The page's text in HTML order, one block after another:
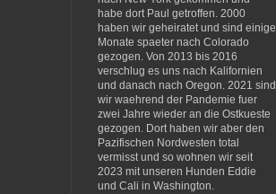
habe dort Paul getroffen. 2000
haben wir geheiratet und sind einige
Monate spaeter nach Colorado
gezogen. Von 2013 bis 2016
verschlug es uns nach Kalifornien
und danach nach Oregon. 2021 sind
wir waehrend der Pandemie fuer
zwei Jahre wieder an die Ostkueste
gezogen. Dort haben wir aber den
Pazifischen Nordwesten total
vermisst und so wohnen wir seit
2023 mit unseren Hunden Eddie
und Cali in Washington.